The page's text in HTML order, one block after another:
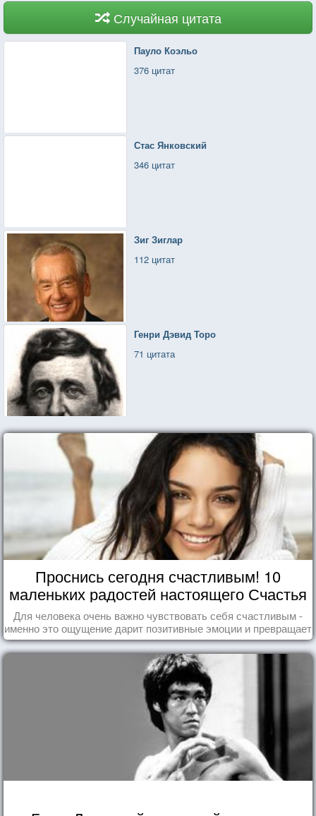
Случайная цитата
Пауло Коэльо
376 цитат
Стас Янковский
346 цитат
Зиг Зиглар
112 цитат
Генри Дэвид Торо
71 цитата
Проснись сегодня счастливым! 10
маленьких радостей настоящего Счастья
Для человека очень важно чувствовать себя счастливым -
именно это ощущение дарит позитивные эмоции и превращает
каждый день в маленький праздник.